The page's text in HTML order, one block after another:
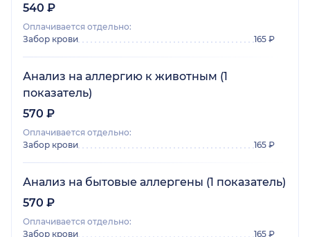
540 ₽
Оплачивается отдельно:
Забор крови
165 ₽
Анализ на аллергию к животным (1
показатель)
570 ₽
Оплачивается отдельно:
Забор крови
165 ₽
Анализ на бытовые аллергены (1 показатель)
570 ₽
Оплачивается отдельно:
Забор крови
165 ₽